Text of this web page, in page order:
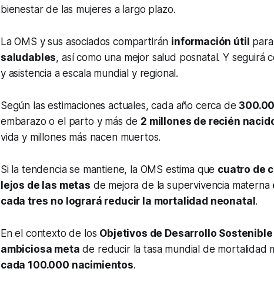
bienestar de las mujeres a largo plazo.
La OMS y sus asociados compartirán información útil para
saludables, así como una mejor salud posnatal. Y seguirá
y asistencia a escala mundial y regional.
Según las estimaciones actuales, cada año cerca de
embarazo o el parto y más de 2 millones de recién
vida y millones más nacen muertos.
Si la tendencia se mantiene, la OMS estima que cuatro de
lejos de las metas de mejora de la supervivencia materna
cada tres no logrará reducir la mortalidad neonatal.
En el contexto de los Objetivos de Desarrollo Sostenible
ambiciosa meta de reducir la tasa mundial de mortalidad
cada 100.000 nacimientos.